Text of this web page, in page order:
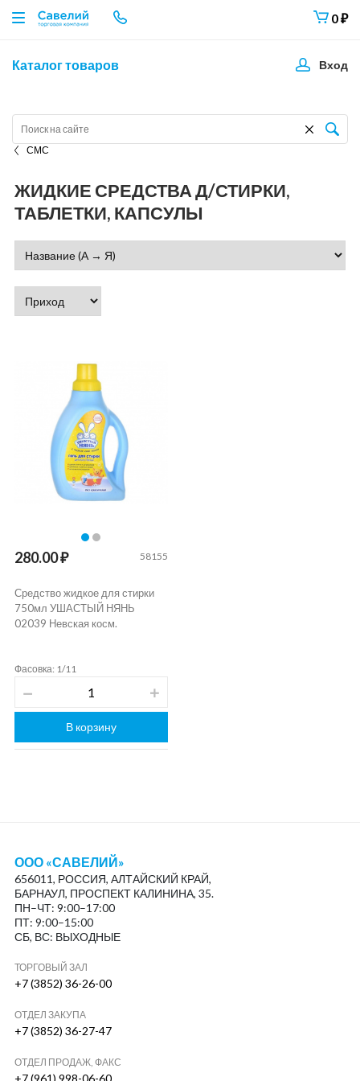
0₽
Каталог товаров Вход
СМС
ЖИДКИЕ СРЕДСТВА Д/СТИРКИ,
ТАБЛЕТКИ, КАПСУЛЫ
280.00 ₽ 58155
Средство жидкое для стирки
750мл УШАСТЫЙ НЯНЬ
02039 Невская косм.
Фасовка: 1/11
В корзину
ООО «САВЕЛИЙ»
656011, РОССИЯ, АЛТАЙСКИЙ КРАЙ,
БАРНАУЛ, ПРОСПЕКТ КАЛИНИНА, 35.
ПН–ЧТ: 9:00–17:00
ПТ: 9:00–15:00
СБ, ВС: ВЫХОДНЫЕ
ТОРГОВЫЙ ЗАЛ
+7 (3852) 36-26-00
ОТДЕЛ ЗАКУПА
+7 (3852) 36-27-47
ОТДЕЛ ПРОДАЖ, ФАКС
+7 (961) 998-06-60